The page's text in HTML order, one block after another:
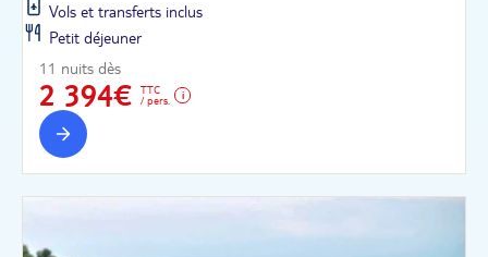
Vols et transferts inclus
Petit déjeuner
11 nuits dès
2 394€
TTC
/ pers.